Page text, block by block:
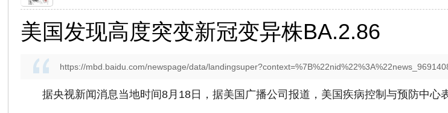
美国发现高度突变新冠变异株BA.2.86
https://mbd.baidu.com/newspage/data/
据央视新闻消息当地时间8月18日，据美国广播公司报道，美国疾病控制与预防中心